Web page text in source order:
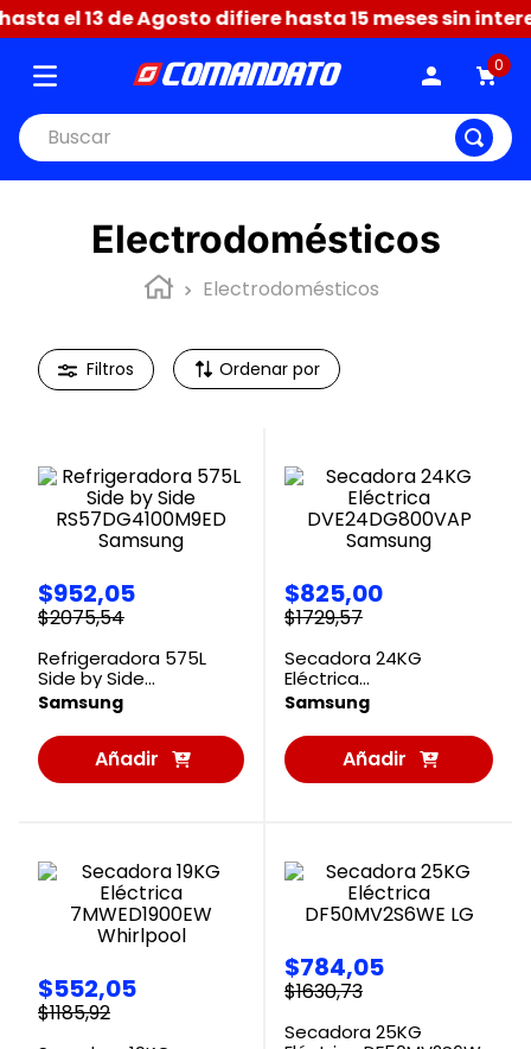
el 13 de Agosto difiere hasta 15 meses sin
0
Buscar
Electrodomésticos
Electrodomésticos
Ordenar por
$952,05
$2075,54
Refrigeradora 575L
Side by Side
RS57DG4100M9ED
Samsung
Samsung
Añadir
al
$825,00
$1729,57
Secadora 24KG
Eléctrica
DVE24DG800VAP
Samsung
Samsung
Añadir
al
$552,05
$1185,92
$784,05
$1630,73
Secadora 25KG